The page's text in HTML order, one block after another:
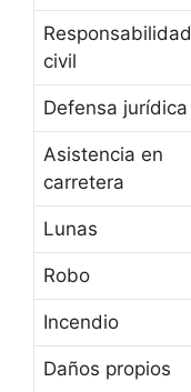
Responsabilidad
civil
Defensa jurídica
Asistencia en
carretera
Lunas
Robo
Incendio
Daños propios